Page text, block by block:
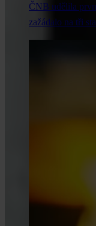
ČNB udělila
zažádalo na tři